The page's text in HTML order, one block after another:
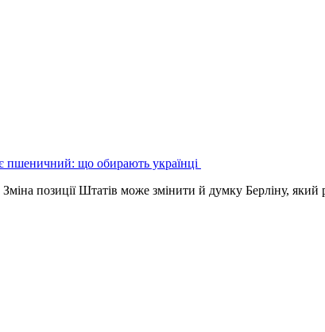
пшеничний: що обирають українці
позиції Штатів може змінити й думку Берліну,